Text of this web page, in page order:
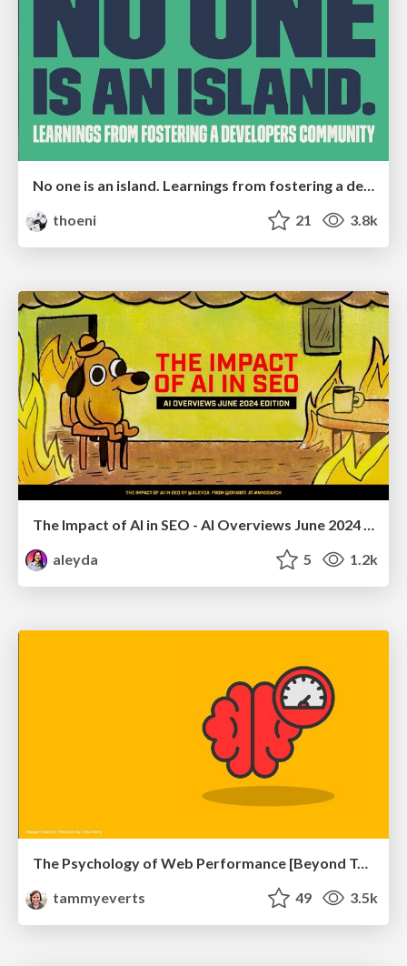
No one is an island. Learnings from fostering a developers community.
thoeni
21 3.8k
The Impact of AI in SEO - AI Overviews June 2024 Edition
aleyda
5 1.2k
The Psychology of Web Performance [Beyond Tellerrand 2023]
tammyeverts
49 3.5k